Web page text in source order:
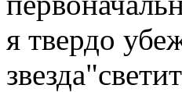
я твердо